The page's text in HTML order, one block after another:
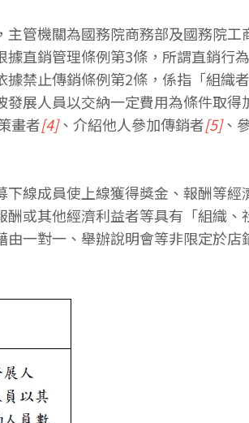
管機關為國務院商務部及國務院
直銷管理條例第3條，所謂直銷行
禁止傳銷條例第2條，係指「組織
展人員以交納一定費用為條件取
畫者[4]、介紹他人參加傳銷者[5]、
線成員使上線獲得獎金、報酬等
或其他經濟利益者等具有「組織
一對一、舉辦說明會等非限定於